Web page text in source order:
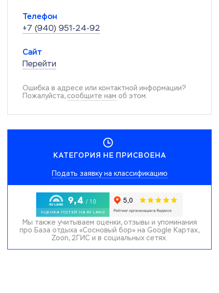
Телефон
+7 (940) 951-24-92
Сайт
Перейти
Ошибка в адресе или контактной информации?
Пожалуйста, сообщите нам об этом.
КАТЕГОРИЯ НЕ ПРИСВОЕНА
Подать заявку на классификацию
Мы также учитываем оценки, отзывы и упоминания
про База отдыха «Сосновый бор» на Google Картах,
Zoon, 2ГИС и в социальных сетях.